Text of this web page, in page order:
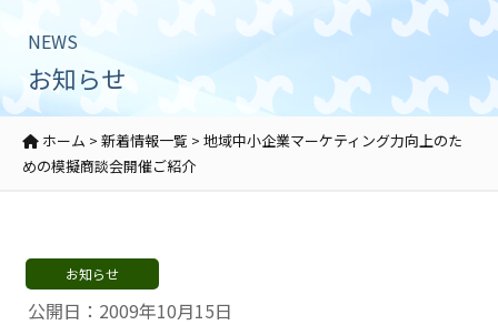
NEWS
お知らせ
ホーム > 新着情報一覧 > 地域中小企業マーケティング力向上のた
めの模擬商談会開催ご紹介
公開日：2009年10月15日
お知らせ